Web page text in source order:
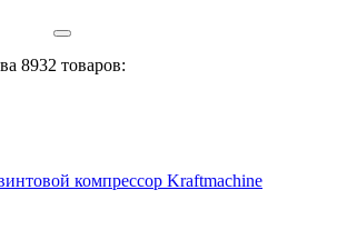
8932 товаров:
компрессор Kraftmaсhine